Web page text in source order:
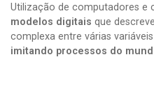
Utilização de computadores e
modelos digitais que
complexa entre várias
imitando processos do